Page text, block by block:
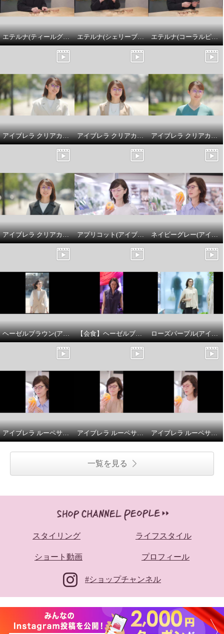
エテルナ(ティールグリーン) エテルナ(シェリーブラウン) エテルナ(コーラルピンク)
アイブレラ クリアカノン ダルメシアン アイブレラ クリアカノン ピンクブラウン アイブレラ クリアカノン ライトグレー
アイブレラ クリアカノン ゴールドベージュ アプリコット(アイブレラルーペサングラスアジャスト) ネイビーグレー(アイブレラルーペサングラスアジャスト)
ヘーゼルブラウン(アイブレラクリアフォルマ) 【会食】ヘーゼルブラウン(アイブレラクリアフォルマ) ローズパープル(アイブレラタイムレス)
アイブレラ ルーペサングラスアジャスト アイブレラ ルーペサングラスアジャスト アイブレラ ルーペサングラスアジャスト
一覧を見る
スタイリング ライフスタイル
ショート動画 プロフィール
#ショップチャンネル